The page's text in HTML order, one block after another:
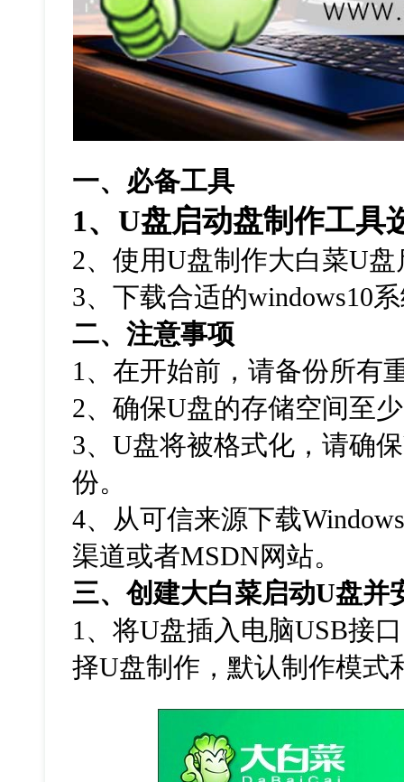
一、必备工具
1、U盘启动盘制作工具
2、使用U盘制作大白菜U盘
3、下载合适的windows10
二、注意事项
1 、在开始前，请备份所有
2、确保U盘的存储空间至
3、U盘将被格式化，请确保
份。
4、从可信来源下载
渠道或者MSDN网站。
三、创建大白菜启动U盘并
1 、将U盘插入电脑USB接
择U盘制作，默认制作模式